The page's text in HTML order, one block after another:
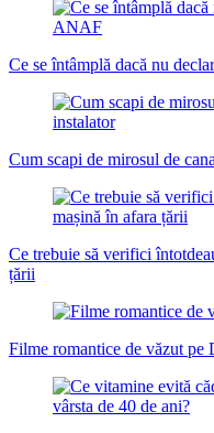
Ce se întâmplă dacă nu
Cum scapi de mirosul de
Ce trebuie să verifici
țării
Filme romantice de văzut